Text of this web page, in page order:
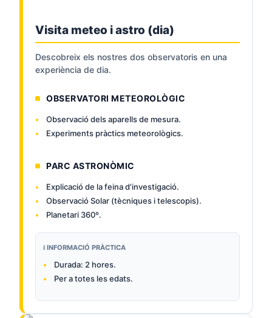
Visita meteo i astro (dia)
Descobreix els nostres dos observatoris en una
experiència de dia.
OBSERVATORI METEOROLÒGIC
Observació dels aparells de mesura.
Experiments pràctics meteorològics.
PARC ASTRONÒMIC
Explicació de la feina d'investigació.
Observació Solar (tècniques i telescopis).
Planetari 360º.
ℹ️ INFORMACIÓ PRÀCTICA
Durada: 2 hores.
Per a totes les edats.